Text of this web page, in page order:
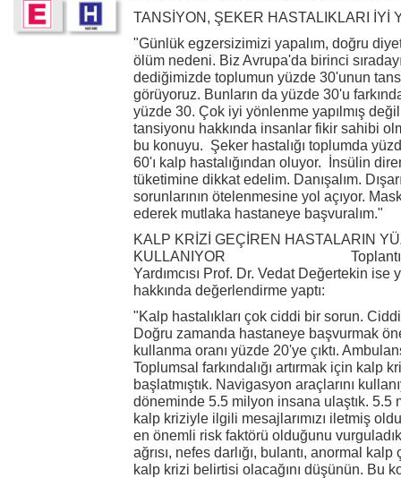
TANSİYON, ŞEKER HASTALIKLARI İYİ
"Günlük egzersizimizi yapalım, doğru
ölüm nedeni. Biz Avrupa'da birinci
dediğimizde toplumun yüzde 30'unun
görüyoruz. Bunların da yüzde 30'u
yüzde 30. Çok iyi yönlenme yapılmış
tansiyonu hakkında insanlar fikir sahibi
bu konuyu. Şeker hastalığı toplumda
60'ı kalp hastalığından oluyor. İnsülin
tüketimine dikkat edelim. Danışalım.
sorunlarının ötelenmesine yol açıyor.
ederek mutlaka hastaneye başvuralım."
KALP KRİZİ GEÇİREN HASTALARIN
KULLANIYOR Toplantıda
Yardımcısı Prof. Dr. Vedat Değertekin
hakkında değerlendirme yaptı:
"Kalp hastalıkları çok ciddi bir sorun.
Doğru zamanda hastaneye başvurmak
kullanma oranı yüzde 20'ye çıktı.
Toplumsal farkındalığı artırmak için kalp
başlatmıştık. Navigasyon araçlarını
döneminde 5.5 milyon insana ulaştık.
kalp kriziyle ilgili mesajlarımızı iletmiş
en önemli risk faktörü olduğunu
ağrısı, nefes darlığı, bulantı, anormal
kalp krizi belirtisi olacağını düşünün. Bu